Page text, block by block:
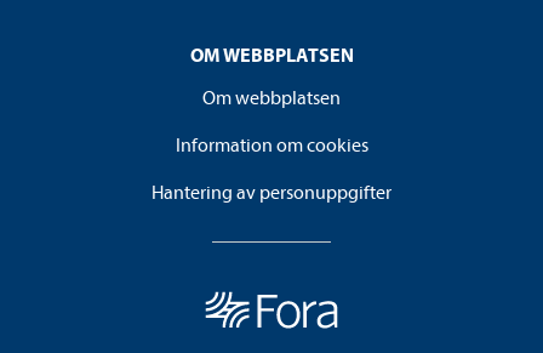
OM WEBBPLATSEN
Om webbplatsen
Information om cookies
Hantering av personuppgifter